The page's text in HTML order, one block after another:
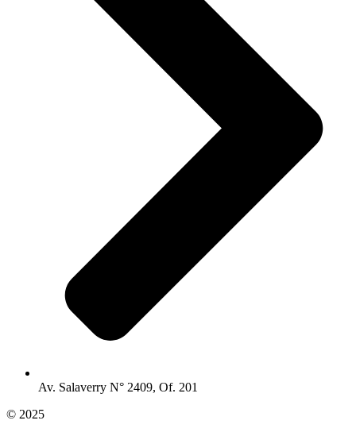
Av. Salaverry N° 2409, Of. 201
© 2025